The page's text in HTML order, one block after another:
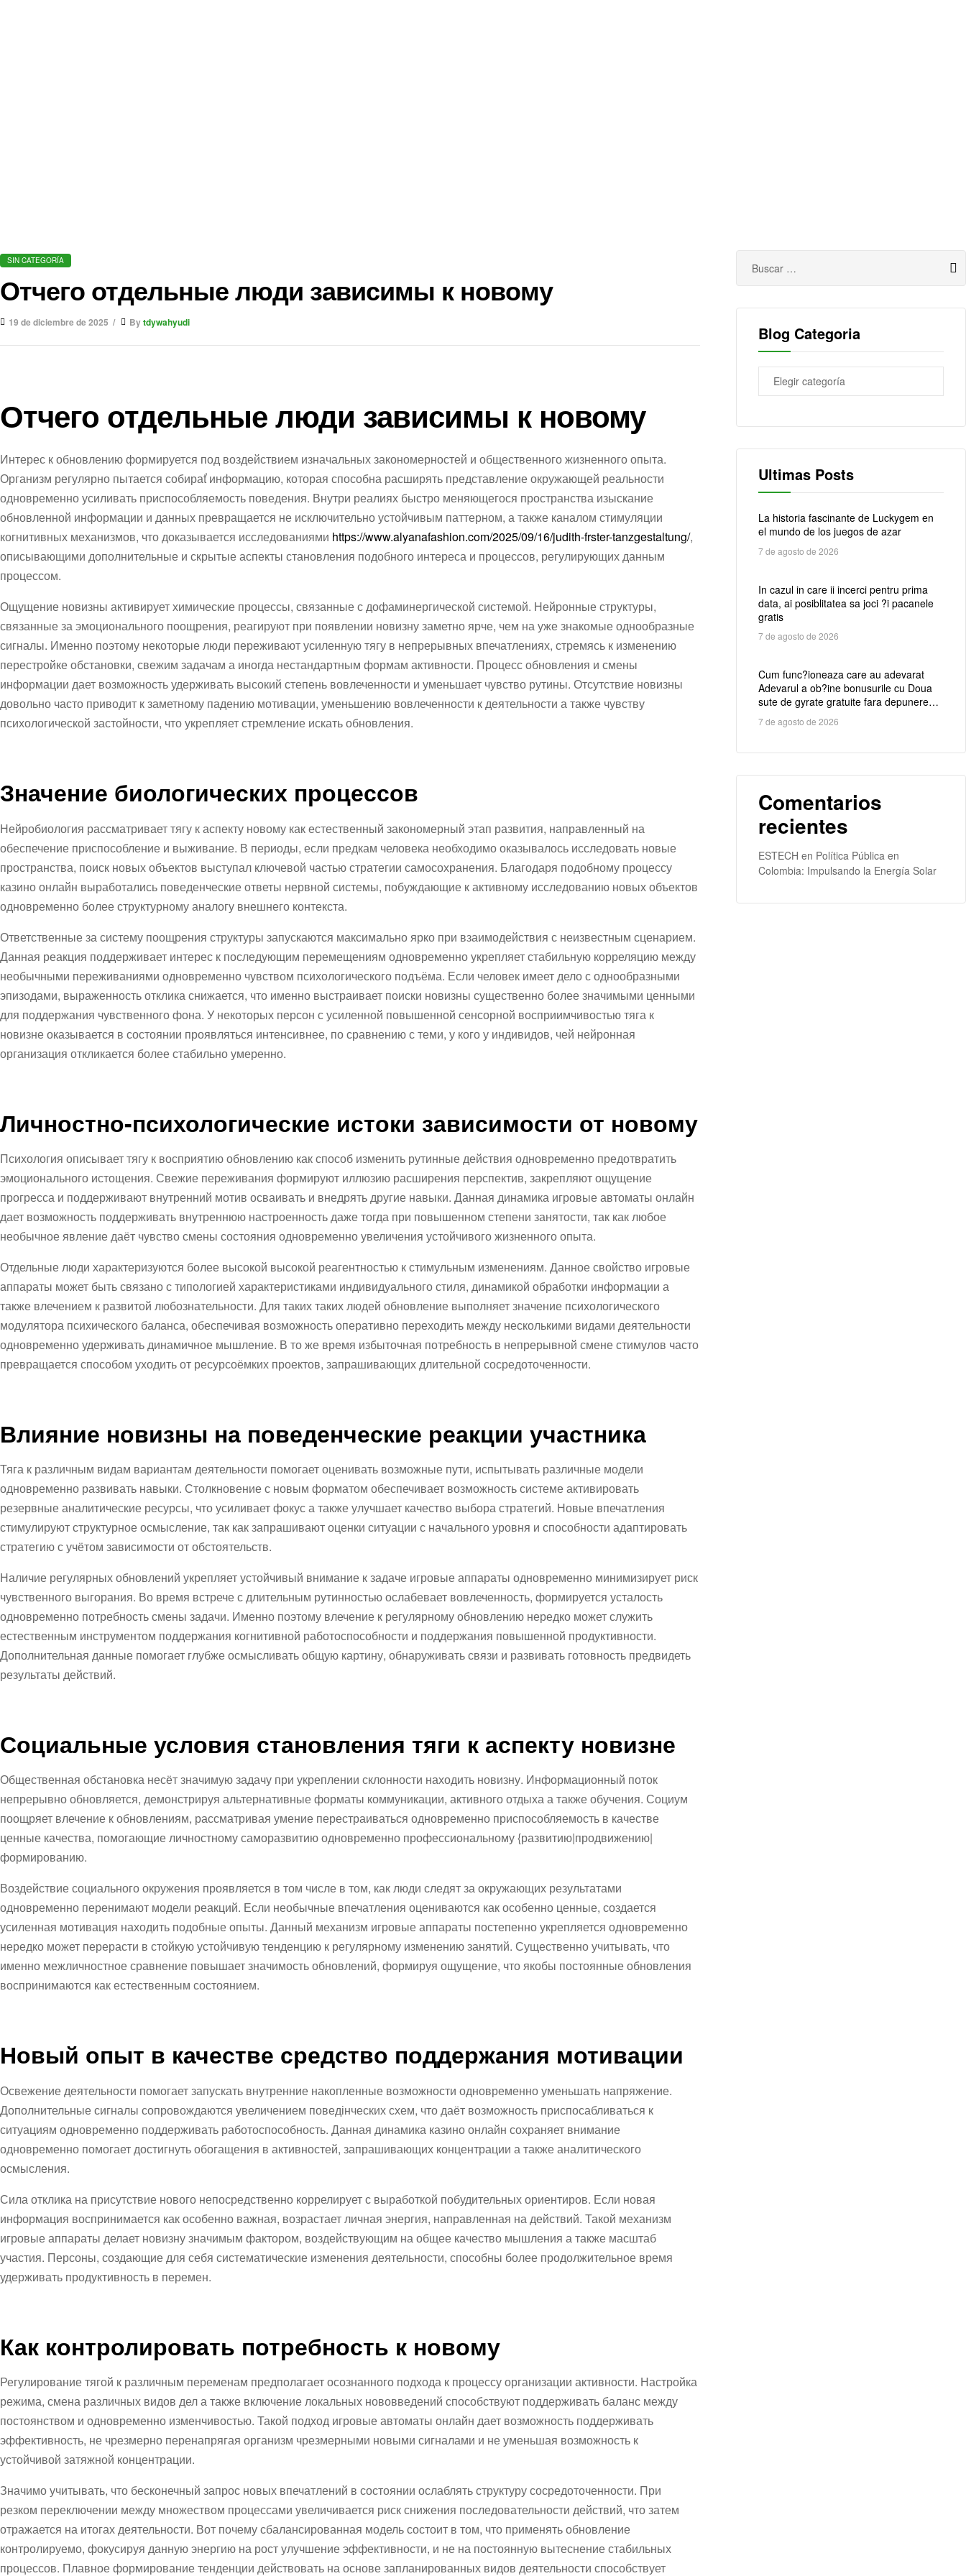
SIN CATEGORÍA
Отчего отдельные люди зависимы к новому
19 de diciembre de 2025 Bytdywahyudi
Отчего отдельные люди зависимы к новому
Интерес к обновлению формируется под воздействием изначальных закономерностей и общественного жизненного опыта.
Организм регулярно пытается собираť информацию, которая способна расширять представление окружающей реальности
одновременно усиливать приспособляемость поведения. Внутри реалиях быстро меняющегося пространства изыскание
обновленной информации и данных превращается не исключительно устойчивым паттерном, а также каналом стимуляции
когнитивных механизмов, что доказывается исследованиями https://www.alyanafashion.com/2025/09/16/judith-frster-tanzgestaltung/,
описывающими дополнительные и скрытые аспекты становления подобного интереса и процессов, регулирующих данным
процессом.
Ощущение новизны активирует химические процессы, связанные с дофаминергической системой. Нейронные структуры,
связанные за эмоционального поощрения, реагируют при появлении новизну заметно ярче, чем на уже знакомые однообразные
сигналы. Именно поэтому некоторые люди переживают усиленную тягу в непрерывных впечатлениях, стремясь к изменению
перестройке обстановки, свежим задачам а иногда нестандартным формам активности. Процесс обновления и смены
информации дает возможность удерживать высокий степень вовлеченности и уменьшает чувство рутины. Отсутствие новизны
довольно часто приводит к заметному падению мотивации, уменьшению вовлеченности к деятельности а также чувству
психологической застойности, что укрепляет стремление искать обновления.
Значение биологических процессов
Нейробиология рассматривает тягу к аспекту новому как естественный закономерный этап развития, направленный на
обеспечение приспособление и выживание. В периоды, если предкам человека необходимо оказывалось исследовать новые
пространства, поиск новых объектов выступал ключевой частью стратегии самосохранения. Благодаря подобному процессу
казино онлайн выработались поведенческие ответы нервной системы, побуждающие к активному исследованию новых объектов
одновременно более структурному аналогу внешнего контекста.
Ответственные за систему поощрения структуры запускаются максимально ярко при взаимодействия с неизвестным сценарием.
Данная реакция поддерживает интерес к последующим перемещениям одновременно укрепляет стабильную корреляцию между
необычными переживаниями одновременно чувством психологического подъёма. Если человек имеет дело с однообразными
эпизодами, выраженность отклика снижается, что именно выстраивает поиски новизны существенно более значимыми ценными
для поддержания чувственного фона. У некоторых персон с усиленной повышенной сенсорной восприимчивостью тяга к
новизне оказывается в состоянии проявляться интенсивнее, по сравнению с теми, у кого у индивидов, чей нейронная
организация откликается более стабильно умеренно.
Личностно-психологические истоки зависимости от новому
Психология описывает тягу к восприятию обновлению как способ изменить рутинные действия одновременно предотвратить
эмоционального истощения. Свежие переживания формируют иллюзию расширения перспектив, закрепляют ощущение
прогресса и поддерживают внутренний мотив осваивать и внедрять другие навыки. Данная динамика игровые автоматы онлайн
дает возможность поддерживать внутреннюю настроенность даже тогда при повышенном степени занятости, так как любое
необычное явление даёт чувство смены состояния одновременно увеличения устойчивого жизненного опыта.
Отдельные люди характеризуются более высокой высокой реагентностью к стимульным изменениям. Данное свойство игровые
аппараты может быть связано с типологией характеристиками индивидуального стиля, динамикой обработки информации а
также влечением к развитой любознательности. Для таких таких людей обновление выполняет значение психологического
модулятора психического баланса, обеспечивая возможность оперативно переходить между несколькими видами деятельности
одновременно удерживать динамичное мышление. В то же время избыточная потребность в непрерывной смене стимулов часто
превращается способом уходить от ресурсоёмких проектов, запрашивающих длительной сосредоточенности.
Влияние новизны на поведенческие реакции участника
Тяга к различным видам вариантам деятельности помогает оценивать возможные пути, испытывать различные модели
одновременно развивать навыки. Столкновение с новым форматом обеспечивает возможность системе активировать
резервные аналитические ресурсы, что усиливает фокус а также улучшает качество выбора стратегий. Новые впечатления
стимулируют структурное осмысление, так как запрашивают оценки ситуации с начального уровня и способности адаптировать
стратегию с учётом зависимости от обстоятельств.
Наличие регулярных обновлений укрепляет устойчивый внимание к задаче игровые аппараты одновременно минимизирует риск
чувственного выгорания. Во время встрече с длительным рутинностью ослабевает вовлеченность, формируется усталость
одновременно потребность смены задачи. Именно поэтому влечение к регулярному обновлению нередко может служить
естественным инструментом поддержания когнитивной работоспособности и поддержания повышенной продуктивности.
Дополнительная данные помогает глубже осмысливать общую картину, обнаруживать связи и развивать готовность предвидеть
результаты действий.
Социальные условия становления тяги к аспекту новизне
Общественная обстановка несёт значимую задачу при укреплении склонности находить новизну. Информационный поток
непрерывно обновляется, демонстрируя альтернативные форматы коммуникации, активного отдыха а также обучения. Социум
поощряет влечение к обновлениям, рассматривая умение перестраиваться одновременно приспособляемость в качестве
ценные качества, помогающие личностному саморазвитию одновременно профессиональному {развитию|продвижению|
формированию.
Воздействие социального окружения проявляется в том числе в том, как люди следят за окружающих результатами
одновременно перенимают модели реакций. Если необычные впечатления оцениваются как особенно ценные, создается
усиленная мотивация находить подобные опыты. Данный механизм игровые аппараты постепенно укрепляется одновременно
нередко может перерасти в стойкую устойчивую тенденцию к регулярному изменению занятий. Существенно учитывать, что
именно межличностное сравнение повышает значимость обновлений, формируя ощущение, что якобы постоянные обновления
воспринимаются как естественным состоянием.
Новый опыт в качестве средство поддержания мотивации
Освежение деятельности помогает запускать внутренние накопленные возможности одновременно уменьшать напряжение.
Дополнительные сигналы сопровождаются увеличением поведінческих схем, что даёт возможность приспосабливаться к
ситуациям одновременно поддерживать работоспособность. Данная динамика казино онлайн сохраняет внимание
одновременно помогает достигнуть обогащения в активностей, запрашивающих концентрации а также аналитического
осмысления.
Сила отклика на присутствие нового непосредственно коррелирует с выработкой побудительных ориентиров. Если новая
информация воспринимается как особенно важная, возрастает личная энергия, направленная на действий. Такой механизм
игровые аппараты делает новизну значимым фактором, воздействующим на общее качество мышления а также масштаб
участия. Персоны, создающие для себя систематические изменения деятельности, способны более продолжительное время
удерживать продуктивность в перемен.
Как контролировать потребность к новому
Регулирование тягой к различным переменам предполагает осознанного подхода к процессу организации активности. Настройка
режима, смена различных видов дел а также включение локальных нововведений способствуют поддерживать баланс между
постоянством и одновременно изменчивостью. Такой подход игровые автоматы онлайн дает возможность поддерживать
эффективность, не чрезмерно перенапрягая организм чрезмерными новыми сигналами и не уменьшая возможность к
устойчивой затяжной концентрации.
Значимо учитывать, что бесконечный запрос новых впечатлений в состоянии ослаблять структуру сосредоточенности. При
резком переключении между множеством процессами увеличивается риск снижения последовательности действий, что затем
отражается на итогах деятельности. Вот почему сбалансированная модель состоит в том, что применять обновление
контролируемо, фокусируя данную энергию на рост улучшение эффективности, и не на постоянную вытеснение стабильных
процессов. Плавное формирование тенденции действовать на основе запланированных видов деятельности способствует
Blog Categoria
Ultimas Posts
La historia fascinante de Luckygem en
el mundo de los juegos de azar
7 de agosto de 2026
In cazul in care ii incerci pentru prima
data, ai posiblitatea sa joci ?i pacanele
gratis
7 de agosto de 2026
Cum func?ioneaza care au adevarat
Adevarul a ob?ine bonusurile cu Doua
sute de gyrate gratuite fara depunere?
Partner2Connect
7 de agosto de 2026
Comentarios
recientes
ESTECH en Política Pública en
Colombia: Impulsando la Energía Solar